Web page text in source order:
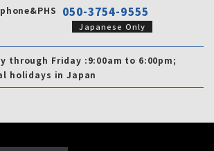
050-3754-9555
Japanese Only
through Friday :9:00am to 6:00pm;
holidays in Japan